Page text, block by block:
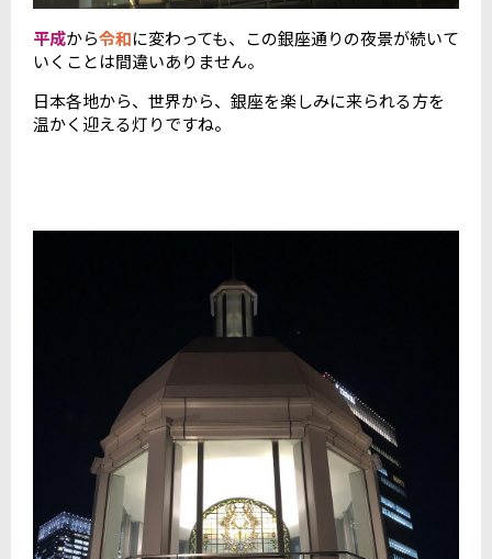
平成から令和に変わっても、この銀座通りの夜景が続いて
いくことは間違いありません。
日本各地から、世界から、銀座を楽しみに来られる方を
温かく迎える灯りですね。